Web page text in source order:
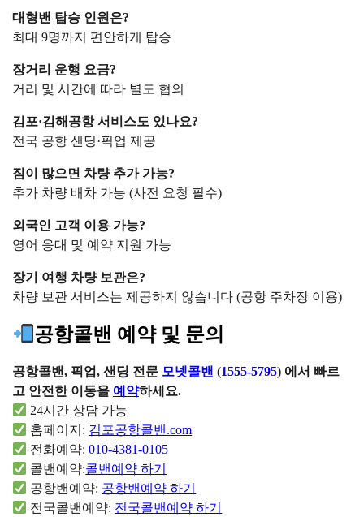
대형밴 탑승 인원은?
최대 9명까지 편안하게 탑승
장거리 운행 요금?
거리 및 시간에 따라 별도 협의
김포·김해공항 서비스도 있나요?
전국 공항 샌딩·픽업 제공
짐이 많으면 차량 추가 가능?
추가 차량 배차 가능 (사전 요청 필수)
외국인 고객 이용 가능?
영어 응대 및 예약 지원 가능
장기 여행 차량 보관은?
차량 보관 서비스는 제공하지 않습니다 (공항 주차장 이용)
공항콜밴 예약 및 문의
공항콜밴, 픽업, 샌딩 전문 모넷콜밴 (1555-5795) 에서 빠르
고 안전한 이동을 예약하세요.
24시간 상담 가능
홈페이지: 김포공항콜밴.com
전화예약:010-4381-0105
콜밴예약:콜밴예약 하기
공항밴예약: 공항밴예약 하기
전국콜밴예약: 전국콜밴예약 하기